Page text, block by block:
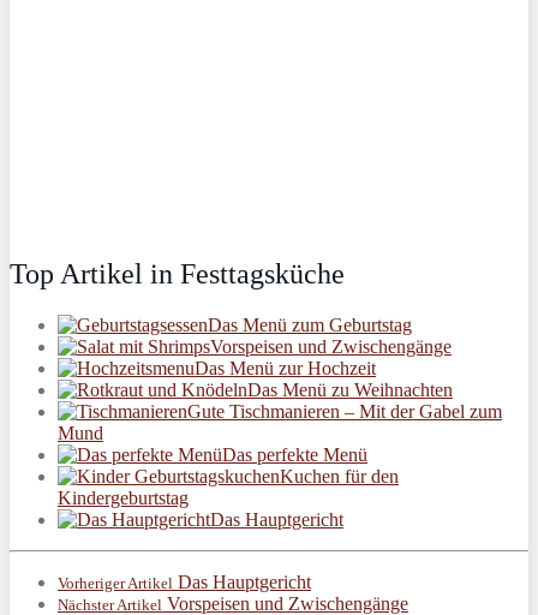
Top Artikel in Festtagsküche
Das Menü zum Geburtstag
Vorspeisen und Zwischengänge
Das Menü zur Hochzeit
Das Menü zu Weihnachten
Gute Tischmanieren – Mit der Gabel zum
Mund
Das perfekte Menü
Kuchen für den
Kindergeburtstag
Das Hauptgericht
Vorheriger Artikel Das Hauptgericht
Nächster Artikel Vorspeisen und Zwischengänge